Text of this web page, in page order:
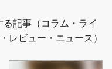
記事（コラム・ライ
レビュー・ニュース）